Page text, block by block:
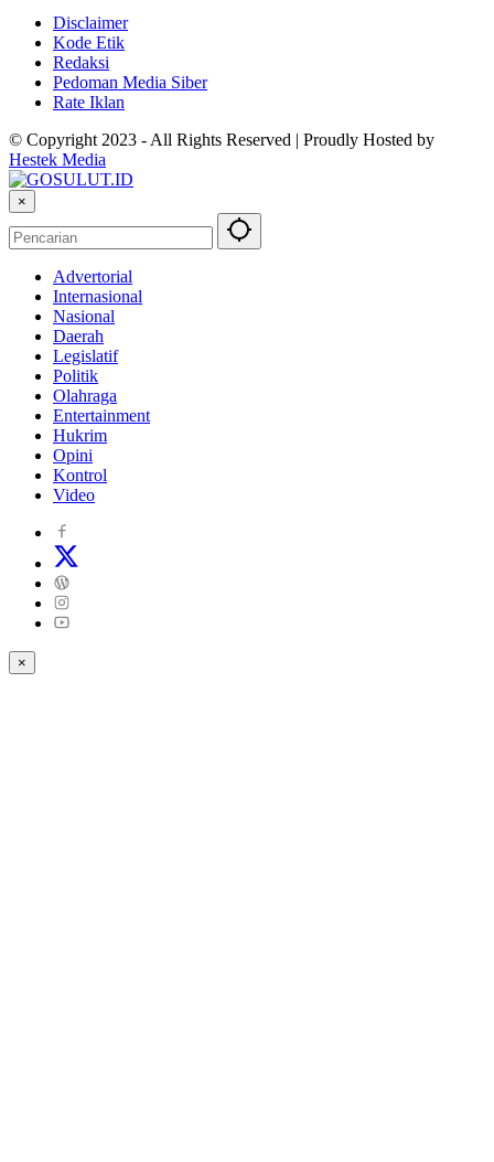
Disclaimer
Kode Etik
Redaksi
Pedoman Media Siber
Rate Iklan
© Copyright 2023 - All Rights Reserved | Proudly Hosted by
Hestek Media
×
Advertorial
Internasional
Nasional
Daerah
Legislatif
Politik
Olahraga
Entertainment
Hukrim
Opini
Kontrol
Video
×